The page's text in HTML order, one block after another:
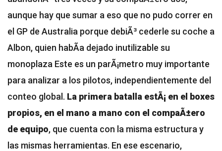
aunque hay que sumar a eso que no pudo correr en
el GP de Australia porque debiÃ³ cederle su coche a
Albon, quien habÃ­a dejado inutilizable su
monoplaza Este es un parÃ¡metro muy importante
para analizar a los pilotos, independientemente del
conteo global. La primera batalla estÃ¡ en el boxes
propios, en el mano a mano con el compaÃ±ero
de equipo, que cuenta con la misma estructura y
las mismas herramientas. En ese escenario,